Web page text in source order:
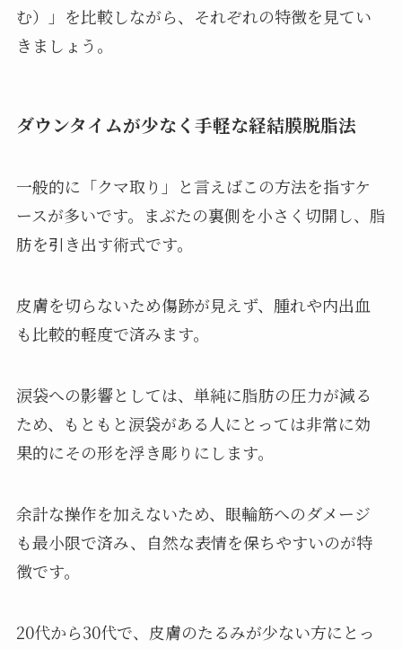
む）」を比較しながら、それぞれの特徴を見てい
きましょう。
ダウンタイムが少なく手軽な経結膜脱脂法
一般的に「クマ取り」と言えばこの方法を指すケ
ースが多いです。まぶたの裏側を小さく切開し、脂
肪を引き出す術式です。
皮膚を切らないため傷跡が見えず、腫れや内出血
も比較的軽度で済みます。
涙袋への影響としては、単純に脂肪の圧力が減る
ため、もともと涙袋がある人にとっては非常に効
果的にその形を浮き彫りにします。
余計な操作を加えないため、眼輪筋へのダメージ
も最小限で済み、自然な表情を保ちやすいのが特
徴です。
20代から30代で、皮膚のたるみが少ない方にとっ